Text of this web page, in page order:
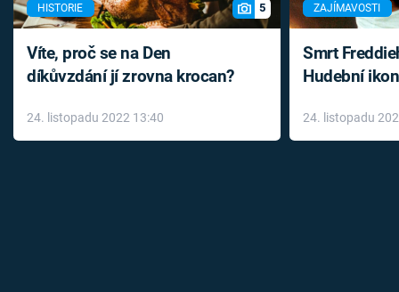
HISTORIE 5
Víte, proč se na Den
díkůvzdání jí zrovna krocan?
24. listopadu 2022 13:40
ZAJÍMAVOSTI
Smrt
Hudební
léky
24. listopadu